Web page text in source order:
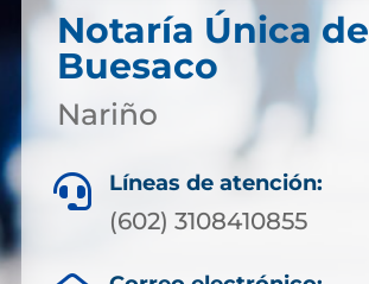
Notaría Única de
Buesaco
Nariño
 Líneas de atención:
(602) 3108410855